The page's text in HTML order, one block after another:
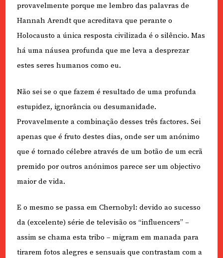
provavelmente porque me lembro das palavras de
Hannah Arendt que acreditava que perante o
Holocausto a única resposta civilizada é o silêncio. Mas
há uma náusea profunda que me leva a desprezar
estes seres humanos como eu.
Não sei se o que fazem é resultado de uma profunda
estupidez, ignorância ou desumanidade.
Provavelmente a combinação desses três factores. Sei
apenas que é fruto destes dias, onde ser um anónimo
que é tornado célebre através de um botão de um ecrã
premido por outros anónimos parece ser um objectivo
maior de vida.
E o mesmo se passa em Chernobyl: devido ao sucesso
da (excelente) série de televisão os “influencers” –
assim se chama esta tribo – migram em manada para
tirarem fotos alegres e sensuais que contrastam com a